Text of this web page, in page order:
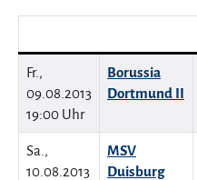
Fr.,
09.08.2013
19:00 Uhr
Borussia
Dortmund II
Sa.,
10.08.2013
MSV
Duisburg